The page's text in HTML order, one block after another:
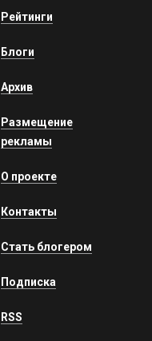
Рейтинги
Блоги
Архив
Размещение
рекламы
О проекте
Контакты
Стать блогером
Подписка
RSS